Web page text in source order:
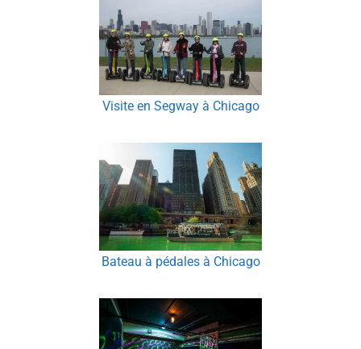
Visite en Segway à Chicago
Bateau à pédales à Chicago